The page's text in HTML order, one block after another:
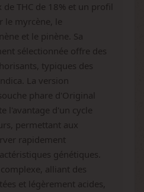
THC de 18% et un profil
le myrcène, le
et le pinène. Sa
sélectionnée offre des
typiques des
La version
phare d'Original
l'avantage d'un cycle
permettant aux
rapidement
génétiques.
alliant des
et légèrement acides,